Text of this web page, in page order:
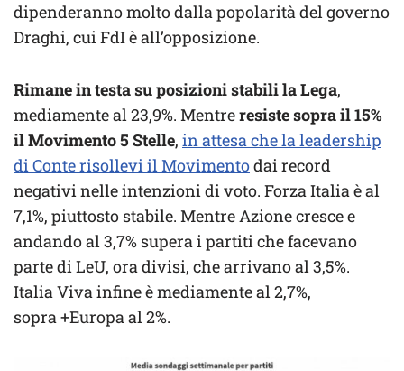
dipenderanno molto dalla popolarità del governo
Draghi, cui FdI è all’opposizione.
Rimane in testa su posizioni stabili la Lega,
mediamente al 23,9%. Mentreresiste sopra il 15%
il Movimento 5 Stelle, in attesa che la leadership
di Conte risollevi il Movimentodai record
negativi nelle intenzioni di voto. Forza Italia è al
7,1%, piuttosto stabile. Mentre Azione cresce e
andando al 3,7% supera i partiti che facevano
parte di LeU, ora divisi, che arrivano al 3,5%.
Italia Viva infine è mediamente al 2,7%,
sopra +Europa al 2%.